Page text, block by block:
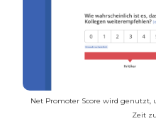
Net Promoter Score wird
Zeit